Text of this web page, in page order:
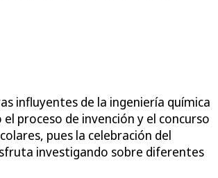
influyentes de la ingeniería química
proceso de invención y el concurso
pues la celebración del
investigando sobre diferentes